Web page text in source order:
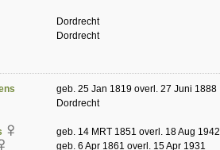
Dordrecht
Dordrecht
geb. 25 Jan 1819 overl. 27 Juni 1888
Dordrecht
geb. 14 MRT 1851 overl. 18 Aug 1942
geb. 6 Apr 1861 overl. 15 Apr 1931